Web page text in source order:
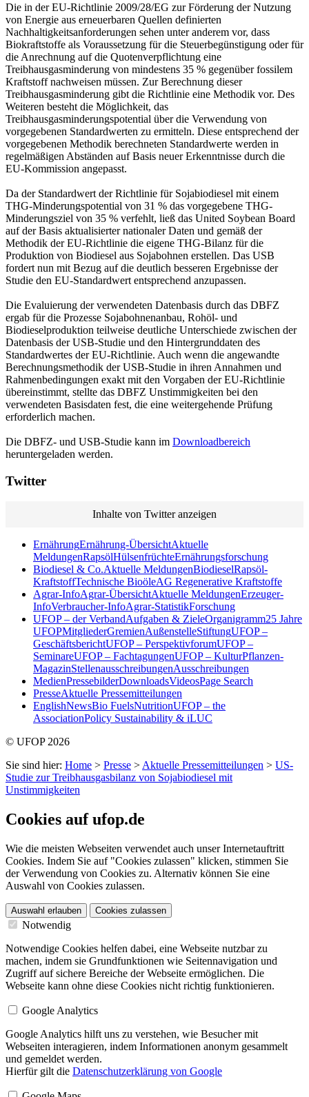
Die in der EU-Richtlinie 2009/28/EG zur Förderung der Nutzung
von Energie aus erneuerbaren Quellen definierten
Nachhaltigkeitsanforderungen sehen unter anderem vor, dass
Biokraftstoffe als Voraussetzung für die Steuerbegünstigung oder für
die Anrechnung auf die Quotenverpflichtung eine
Treibhausgasminderung von mindestens 35 % gegenüber fossilem
Kraftstoff nachweisen müssen. Zur Berechnung dieser
Treibhausgasminderung gibt die Richtlinie eine Methodik vor. Des
Weiteren besteht die Möglichkeit, das
Treibhausgasminderungspotential über die Verwendung von
vorgegebenen Standardwerten zu ermitteln. Diese entsprechend der
vorgegebenen Methodik berechneten Standardwerte werden in
regelmäßigen Abständen auf Basis neuer Erkenntnisse durch die
EU-Kommission angepasst.
Da der Standardwert der Richtlinie für Sojabiodiesel mit einem
THG-Minderungspotential von 31 % das vorgegebene THG-
Minderungsziel von 35 % verfehlt, ließ das United Soybean Board
auf der Basis aktualisierter nationaler Daten und gemäß der
Methodik der EU-Richtlinie die eigene THG-Bilanz für die
Produktion von Biodiesel aus Sojabohnen erstellen. Das USB
fordert nun mit Bezug auf die deutlich besseren Ergebnisse der
Studie den EU-Standardwert entsprechend anzupassen.
Die Evaluierung der verwendeten Datenbasis durch das DBFZ
ergab für die Prozesse Sojabohnenanbau, Rohöl- und
Biodieselproduktion teilweise deutliche Unterschiede zwischen der
Datenbasis der USB-Studie und den Hintergrunddaten des
Standardwertes der EU-Richtlinie. Auch wenn die angewandte
Berechnungsmethodik der USB-Studie in ihren Annahmen und
Rahmenbedingungen exakt mit den Vorgaben der EU-Richtlinie
übereinstimmt, stellte das DBFZ Unstimmigkeiten bei den
verwendeten Basisdaten fest, die eine weitergehende Prüfung
erforderlich machen.
Die DBFZ- und USB-Studie kann im Downloadbereich
heruntergeladen werden.
Twitter
Inhalte von Twitter anzeigen
ErnährungErnährung-ÜbersichtAktuelle
MeldungenRapsölHülsenfrüchteErnährungsforschung
Biodiesel & Co.Aktuelle MeldungenBiodieselRapsöl-
KraftstoffTechnische BioöleAG Regenerative Kraftstoffe
Agrar-InfoAgrar-ÜbersichtAktuelle MeldungenErzeuger-
InfoVerbraucher-InfoAgrar-StatistikForschung
UFOP – der VerbandAufgaben & ZieleOrganigramm25 Jahre
UFOPMitgliederGremienAußenstelleStiftungUFOP –
GeschäftsberichtUFOP – PerspektivforumUFOP –
SeminareUFOP – FachtagungenUFOP – KulturPflanzen-
MagazinStellenausschreibungenAusschreibungen
MedienPressebilderDownloadsVideosPage Search
PresseAktuelle Pressemitteilungen
EnglishNewsBio FuelsNutritionUFOP – the
AssociationPolicy Sustainability & iLUC
© UFOP 2026
Sie sind hier: Home > Presse > Aktuelle Pressemitteilungen > US-
Studie zur Treibhausgasbilanz von Sojabiodiesel mit
Unstimmigkeiten
Cookies auf ufop.de
Wie die meisten Webseiten verwendet auch unser Internetauftritt
Cookies. Indem Sie auf "Cookies zulassen" klicken, stimmen Sie
der Verwendung von Cookies zu. Alternativ können Sie eine
Auswahl von Cookies zulassen.
Auswahl erlauben Cookies zulassen
Notwendig
Notwendige Cookies helfen dabei, eine Webseite nutzbar zu
machen, indem sie Grundfunktionen wie Seitennavigation und
Zugriff auf sichere Bereiche der Webseite ermöglichen. Die
Webseite kann ohne diese Cookies nicht richtig funktionieren.
Google Analytics
Google Analytics hilft uns zu verstehen, wie Besucher mit
Webseiten interagieren, indem Informationen anonym gesammelt
und gemeldet werden.
Hierfür gilt die Datenschutzerklärung von Google